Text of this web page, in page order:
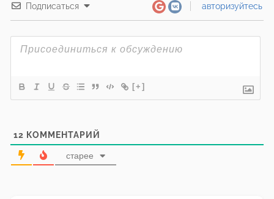
Подписаться авторизуйтесь
[+]
12 КОММЕНТАРИЙ
старее